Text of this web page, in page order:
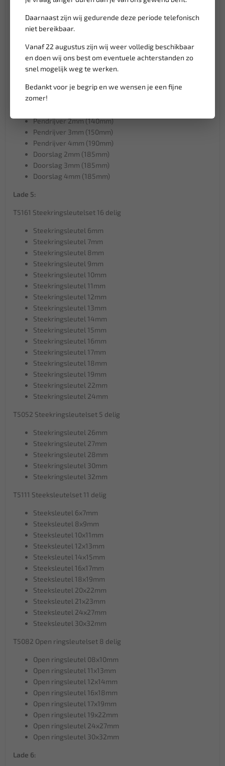
Daarnaast zijn wij gedurende deze periode telefonisch
niet bereikbaar.
Vanaf 22 augustus zijn wij weer volledig beschikbaar
en doen wij ons best om eventuele achterstanden zo
snel mogelijk weg te werken.
Bedankt voor je begrip en we wensen je een fijne
zomer!
T5131 Beitel & pendrijverset 13 delig
Beitel plat 10mm (150mm)
Beitel plat 12mm (150mm)
Beitel plat 15mm (180mm)
Beitel plat 22mm (200mm)
Puntbeitel (150mm)
Pendrijver 2mm (140mm)
Pendrijver 3mm (150mm)
Pendrijver 4mm (190mm)
Doorslag 2mm (185mm)
Doorslag 3mm (185mm)
Doorslag 4mm (185mm)
Lade 5:
T5161 Steekringsleutelset 16 delig
Steekringsleutel 6mm
Steekringsleutel 7mm
Steekringsleutel 8mm
Steekringsleutel 9mm
Steekringsleutel 10mm
Steekringsleutel 11mm
Steekringsleutel 12mm
Steekringsleutel 13mm
Steekringsleutel 14mm
Steekringsleutel 15mm
Steekringsleutel 16mm
Steekringsleutel 17mm
Steekringsleutel 18mm
Steekringsleutel 19mm
Steekringsleutel 22mm
Steekringsleutel 24mm
T5052 Steekringsleutelset 5 delig
Steekringsleutel 26mm
Steekringsleutel 27mm
Steekringsleutel 28mm
Steekringsleutel 30mm
Steekringsleutel 32mm
T5111 Steeksleutelset 11 delig
Steeksleutel 6x7mm
Steeksleutel 8x9mm
Steeksleutel 10x11mm
Steeksleutel 12x13mm
Steeksleutel 14x15mm
Steeksleutel 16x17mm
Steeksleutel 18x19mm
Steeksleutel 20x22mm
Steeksleutel 21x23mm
Steeksleutel 24x27mm
Steeksleutel 30x32mm
T5082 Open ringsleutelset 8 delig
Open ringsleutel 08x10mm
Open ringsleutel 11x13mm
Open ringsleutel 12x14mm
Open ringsleutel 16x18mm
Open ringsleutel 17x19mm
Open ringsleutel 19x22mm
Open ringsleutel 24x27mm
Open ringsleutel 30x32mm
Lade 6: